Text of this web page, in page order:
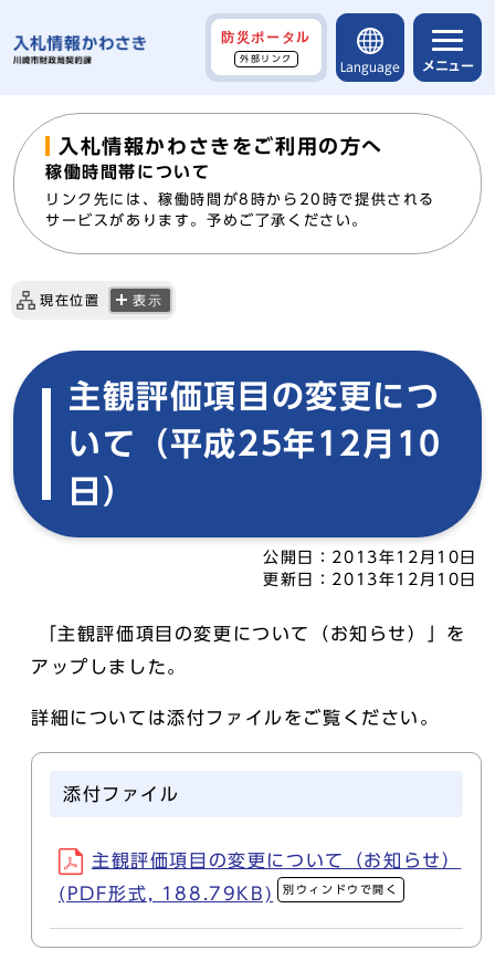
防災ポータル
外部リンク
Language メニュー
入札情報かわさきをご利用の方へ
稼働時間帯について
リンク先には、稼働時間が8時から20時で提供される
サービスがあります。予めご了承ください。
現在位置 表示
主観評価項目の変更につ
いて（平成25年12月10
日）
公開日： 2013年12月10日
更新日： 2013年12月10日
「主観評価項目の変更について（お知らせ）」を
アップしました。
詳細については添付ファイルをご覧ください。
添付ファイル
主観評価項目の変更について（お知らせ）
(PDF形式, 188.79KB)
別ウィンドウで開く